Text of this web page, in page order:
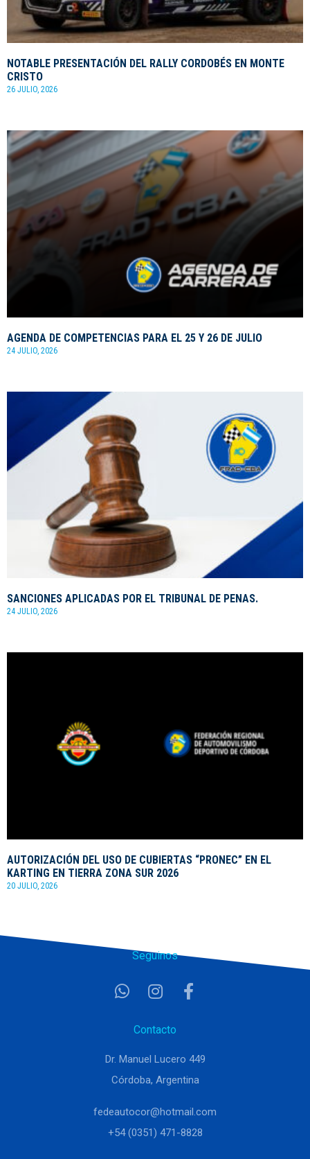
NOTABLE PRESENTACIÓN DEL RALLY CORDOBÉS EN MONTE
CRISTO
26 JULIO, 2026
AGENDA DE COMPETENCIAS PARA EL 25 Y 26 DE JULIO
24 JULIO, 2026
SANCIONES APLICADAS POR EL TRIBUNAL DE PENAS.
24 JULIO, 2026
AUTORIZACIÓN DEL USO DE CUBIERTAS “PRONEC” EN EL
KARTING EN TIERRA ZONA SUR 2026
20 JULIO, 2026
Seguinos
Contacto
Dr. Manuel Lucero 449
Córdoba, Argentina
fedeautocor@hotmail.com
+54 (0351) 471-8828